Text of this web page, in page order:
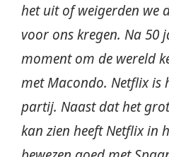
het uit of weigerden we
voor ons kregen. Na 50
moment om de wereld
met Macondo. Netflix is
partij. Naast dat het
kan zien heeft Netflix in